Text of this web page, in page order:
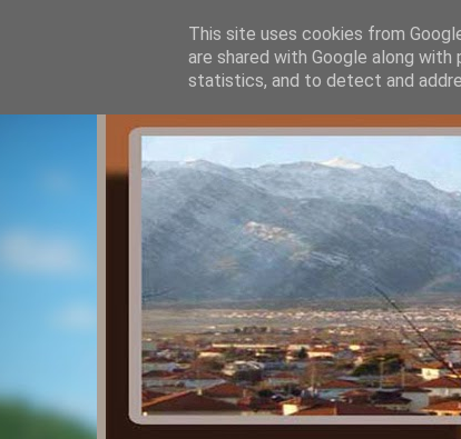
This site uses cookies from
are shared with Google along
statistics, and to detect and